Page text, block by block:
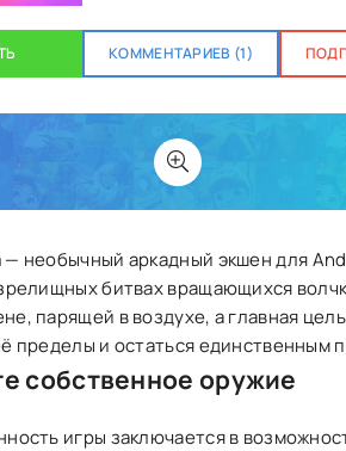
КОММЕНТАРИЕВ (1) 0
— необычный аркадный экшен для
битвах вращающихся
парящей в воздухе, а главная
пределы и остаться единственным
собственное оружие
игры заключается в